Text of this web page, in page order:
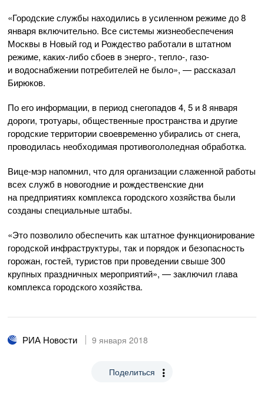
«Городские службы находились в усиленном режиме до 8
января включительно. Все системы жизнеобеспечения
Москвы в Новый год и Рождество работали в штатном
режиме, каких-либосбоев в энерго-, тепло-, газо-
и водоснабжении потребителей не было», — рассказал
Бирюков.
По его информации, в период снегопадов 4, 5 и 8 января
дороги, тротуары, общественные пространства и другие
городские территории своевременно убирались от снега,
проводилась необходимая противогололедная обработка.
Вице-мэр напомнил, что для организации слаженной работы
всех служб в новогодние и рождественские дни
на предприятиях комплекса городского хозяйства были
созданы специальные штабы.
«Это позволило обеспечить как штатное функционирование
городской инфраструктуры, так и порядок и безопасность
горожан, гостей, туристов при проведении свыше 300
крупных праздничных мероприятий», — заключил глава
комплекса городского хозяйства.
РИА Новости 9 января 2018
Поделиться